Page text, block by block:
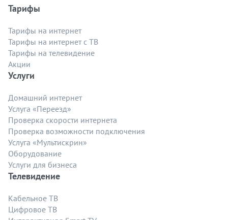
Тарифы
Тарифы на интернет
Тарифы на интернет с ТВ
Тарифы на телевидение
Акции
Услуги
Домашний интернет
Услуга «Переезд»
Проверка скорости интернета
Проверка возможности подключения
Услуга «Мультискрин»
Оборудование
Услуги для бизнеса
Телевидение
Кабельное ТВ
Цифровое ТВ